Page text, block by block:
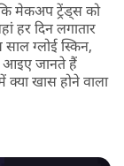
मेकअप ट्रेंड्स को
हर दिन लगातार
ग्लोई स्किन,
आइए जानते हैं
खास होने वाला